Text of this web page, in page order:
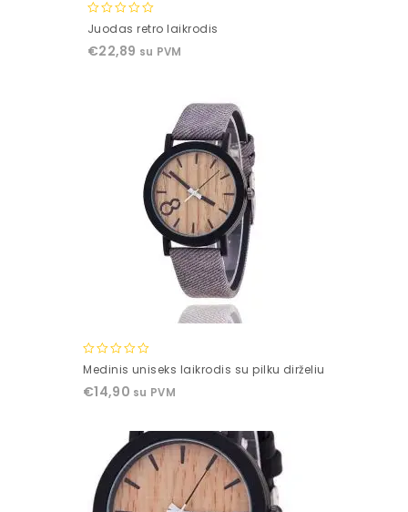
0
of
Juodas retro laikrodis
€22,89 su PVM
0
of
Medinis uniseks laikrodis su pilku dirželiu
€14,90 su PVM